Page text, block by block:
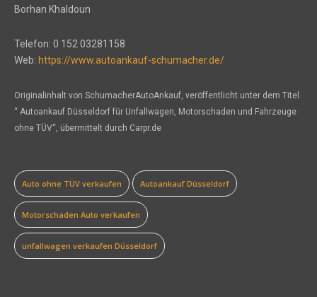
Borhan Khaldoun
Telefon: 0 152 03281158
Web: https://www.autoankauf-schumacher.de/
Originalinhalt von SchumacherAutoAnkauf, veröffentlicht unter dem Titel
“ Autoankauf Düsseldorf für Unfallwagen, Motorschaden und Fahrzeuge
ohne TÜV“, übermittelt durch Carpr.de
Auto ohne TÜV verkaufen Autoankauf Düsseldorf
Motorschaden Auto verkaufen
unfallwagen verkaufen Düsseldorf